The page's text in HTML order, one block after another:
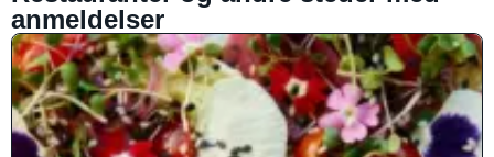
anmeldelser